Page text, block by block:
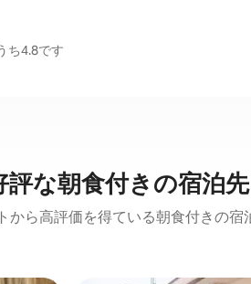
ち4.8です
な朝食付きの宿泊先
から高評価を得ている朝食付きの宿